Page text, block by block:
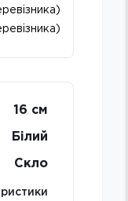
16 см
Білий
Скло